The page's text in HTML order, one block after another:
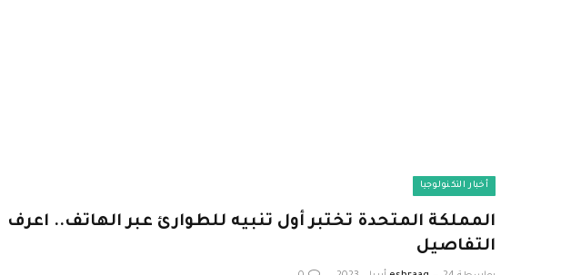
أخبار التكنولوجيا
المملكة المتحدة تختبر أول تنبيه للطوارئ عبر الهاتف.. اعرف
التفاصيل